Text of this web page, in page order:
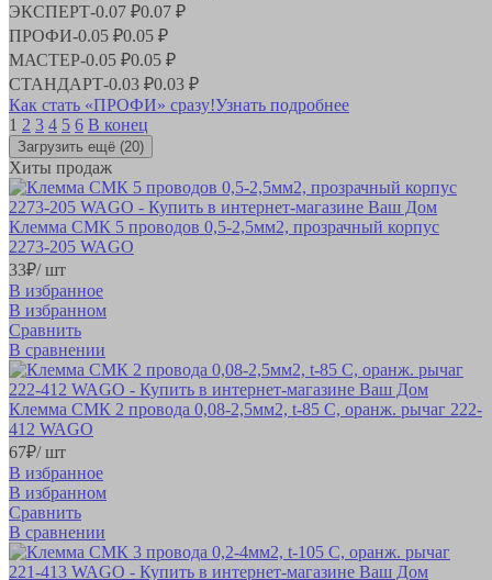
ЭКСПЕРТ-0.07 ₽0.07 ₽
ПРОФИ-0.05 ₽0.05 ₽
МАСТЕР-0.05 ₽0.05 ₽
СТАНДАРТ-0.03 ₽0.03 ₽
Как стать «ПРОФИ» сразу!Узнать подробнее
1 2 3 4 5 6 В конец
Загрузить ещё (20)
Хиты продаж
Клемма СМК 5 проводов 0,5-2,5мм2, прозрачный корпус
2273-205 WAGO
33₽/ шт
В избранное
В избранном
Сравнить
В сравнении
Клемма СМК 2 провода 0,08-2,5мм2, t-85 C, оранж. рычаг 222-
412 WAGO
67₽/ шт
В избранное
В избранном
Сравнить
В сравнении